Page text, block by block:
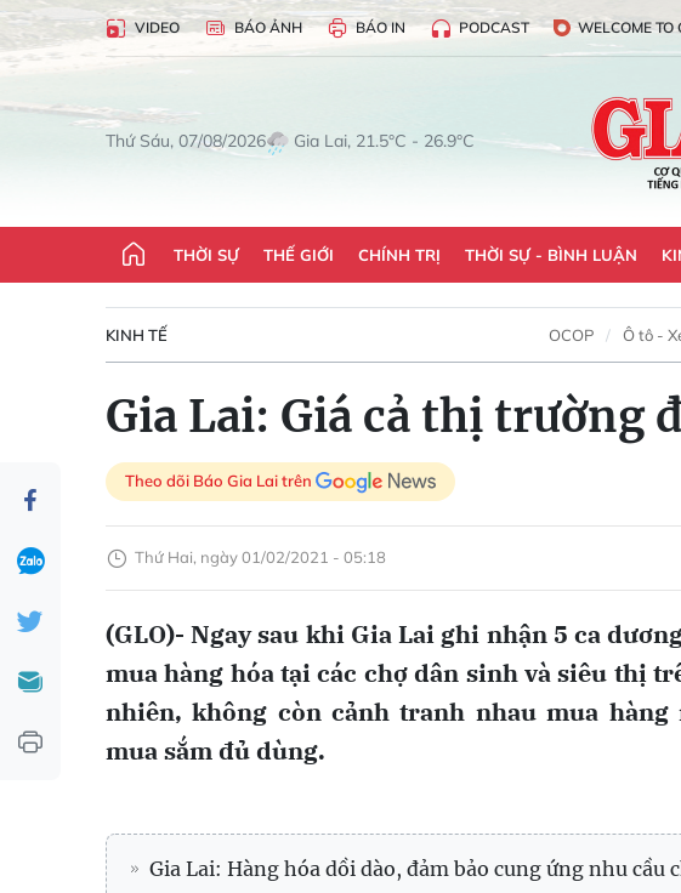
VIDEO BÁO ẢNH BÁO IN PODCAST WELCOME TO
Thứ Sáu, 07/08/2026 Gia Lai, 21.5°C - 26.9°C
THỜI SỰ THẾ GIỚI CHÍNH TRỊ THỜI SỰ - BÌNH LUẬN
KINH TẾ OCOP Ô tô -
Gia Lai: Giá cả thị trường
Theo dõi Báo Gia Lai trên
Thứ Hai, ngày 01/02/2021 - 05:18
(GLO)- Ngay sau khi Gia Lai ghi nhận 5 ca
mua hàng hóa tại các chợ dân sinh và siêu thị
nhiên, không còn cảnh tranh nhau mua
mua sắm đủ dùng.
Gia Lai: Hàng hóa dồi dào, đảm bảo cung ứng nhu cầu